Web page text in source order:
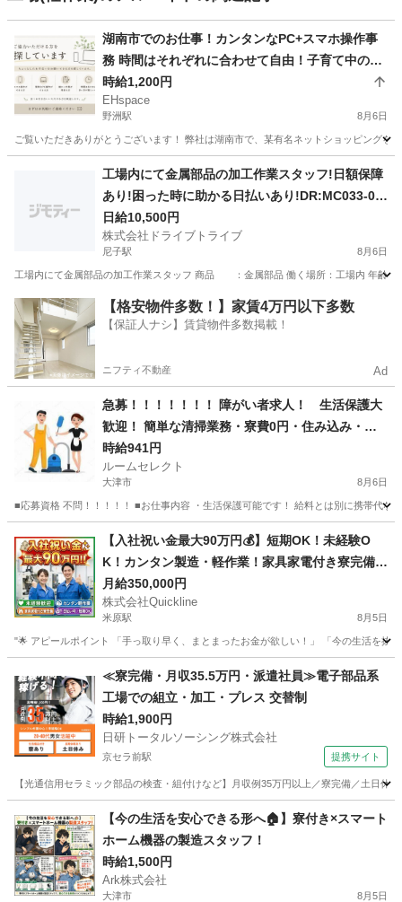
湖南市でのお仕事！カンタンなPC+スマホ操作事
務 時間はそれぞれに合わせて自由！子育て中の
方、主婦の方も歓迎
時給1,200円
EHspace
野洲駅 8月6日
ご覧いただきありがとうございます！ 弊社は湖南市で、某有名ネットショッピング
野洲駅 その他 カンタン
工場内にて金属部品の加工作業スタッフ!日額保障
あり!困った時に助かる日払いあり!DR:MC033-01
Y
日給10,500円
株式会社ドライブトライブ
尼子駅 8月6日
工場内にて金属部品の加工作業スタッフ 商品 ：金属部品 働く場所：工場内 年齢
滋賀 犬上郡 尼子駅 その他 スタッフ
【格安物件多数！】家賃4万円以下多数
【保証人ナシ】賃貸物件多数掲載！
ニフティ不動産 Ad
急募！！！！！！！ 障がい者求人！ 生活保護大
歓迎！ 簡単な清掃業務・寮費0円・住み込み・食
事つき！
時給941円
ルームセレクト
大津市 8月6日
■応募資格 不問！！！！！ ■お仕事内容 ・生活保護可能です！ 給料とは別に携帯代
清掃 生活保護
【入社祝い金最大90万円💰】短期OK！未経験O
K！カンタン製造・軽作業！家具家電付き寮完備
🏠
月給350,000円
株式会社Quickline
米原駅 8月5日
"🌟 アピールポイント 「手っ取り早く、まとまったお金が欲しい！」 「今の生活を抜
米原駅 工場 時給
≪寮完備・月収35.5万円・派遣社員≫電子部品系
工場での組立・加工・プレス 交替制
時給1,900円
日研トータルソーシング株式会社
京セラ前駅 提携サイト
【光通信用セラミック部品の検査・組付けなど】月収例35万円以上／寮完備／土日
京セラ前駅 その他
【今の生活を安心できる形へ🏠】寮付き×スマート
ホーム機器の製造スタッフ！
時給1,500円
Ark株式会社
大津市 8月5日